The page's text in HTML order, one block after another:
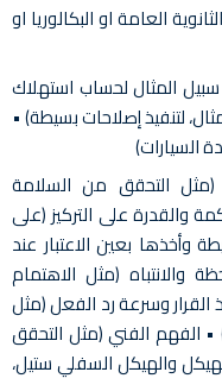
العامة او البكالوريا او
المثال لحساب استهلاك
لتنفيذ إصلاحات بسيطة) •
السيارات)
التحقق من السلامة
والقدرة على التركيز (على
وأخذها بعين الاعتبار عند
والانتباه (مثل الاهتمام
القرار وسرعة رد الفعل (مثل
• الفهم الفني (مثل التحقق
والهيكل السفلي ستيل،